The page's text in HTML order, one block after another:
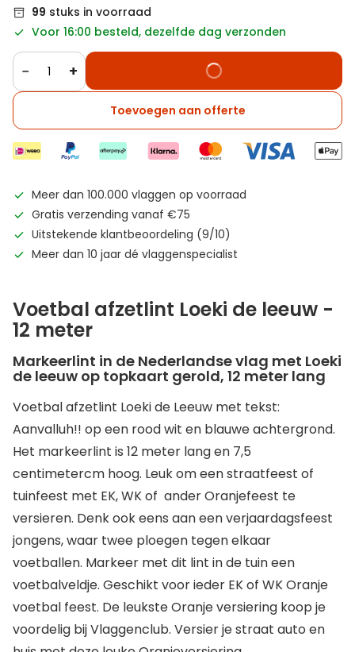
99 stuks in voorraad
Voor 16:00 besteld, dezelfde dag verzonden
− +
Toevoegen aan offerte
Meer dan 100.000 vlaggen op voorraad
Gratis verzending vanaf €75
Uitstekende klantbeoordeling (9/10)
Meer dan 10 jaar dé vlaggenspecialist
Voetbal afzetlint Loeki de leeuw -
12 meter
Markeerlint in de Nederlandse vlag met Loeki
de leeuw op topkaart gerold, 12 meter lang
Voetbal afzetlint Loeki de Leeuw met tekst:
Aanvalluh!! op een rood wit en blauwe achtergrond.
Het markeerlint is 12 meter lang en 7,5
centimetercm hoog. Leuk om een straatfeest of
tuinfeest met EK, WK of ander Oranjefeest te
versieren. Denk ook eens aan een verjaardagsfeest
jongens, waar twee ploegen tegen elkaar
voetballen. Markeer met dit lint in de tuin een
voetbalveldje. Geschikt voor ieder EK of WK Oranje
voetbal feest. De leukste Oranje versiering koop je
voordelig bij Vlaggenclub. Versier je straat auto en